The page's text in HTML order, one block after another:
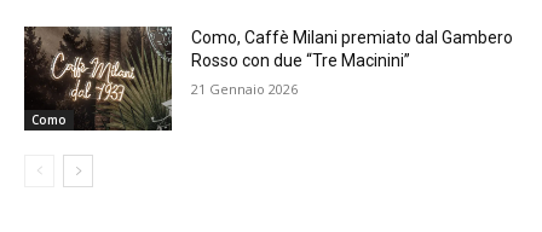
Como
Como, Caffè Milani premiato dal Gambero
Rosso con due “Tre Macinini”
21 Gennaio 2026